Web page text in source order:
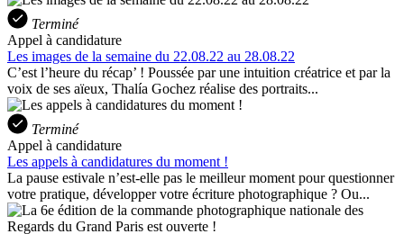
Terminé
Appel à candidature
Les images de la semaine du 22.08.22 au 28.08.22
C’est l’heure du récap’ ! Poussée par une intuition créatrice et par la
voix de ses aïeux, Thalía Gochez réalise des portraits...
Terminé
Appel à candidature
Les appels à candidatures du moment !
La pause estivale n’est-elle pas le meilleur moment pour questionner
votre pratique, développer votre écriture photographique ? Ou...